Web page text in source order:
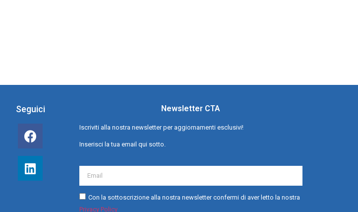
Seguici Newsletter CTA
Iscriviti alla nostra newsletter per aggiornamenti esclusivi!
Inserisci la tua email qui sotto.
Con la sottoscrizione alla nostra newsletter confermi di aver letto la nostra
Privacy Policy